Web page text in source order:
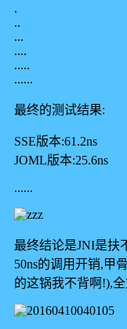
.
..
...
....
.....
......
最终的测试结果:
SSE版本:61.2ns
JOML版本:25.6ns
......
最终结论是JNI是扶
50ns的调用开销,甲
的这锅我不背啊!),